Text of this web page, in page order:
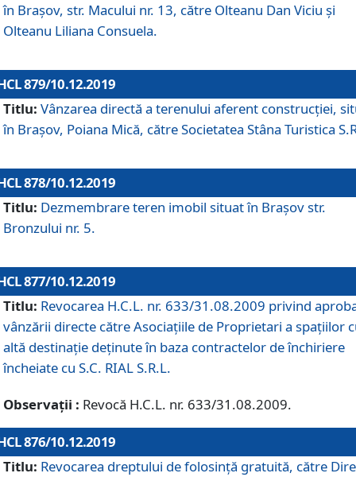
în Brașov, str. Macului nr. 13, către Olteanu Dan Viciu și
Olteanu Liliana Consuela.
879/10.12.2019
Titlu: Vânzarea directă a terenului aferent construcției,
în Brașov, Poiana Mică, către Societatea Stâna Turistica
878/10.12.2019
Titlu: Dezmembrare teren imobil situat în Brașov str.
Bronzului nr. 5.
877/10.12.2019
Titlu: Revocarea H.C.L. nr. 633/31.08.2009 privind
vânzării directe către Asociațiile de Proprietari a spațiilor
altă destinație deținute în baza contractelor de închiriere
încheiate cu S.C. RIAL S.R.L.
Observații : Revocă H.C.L. nr. 633/31.08.2009.
876/10.12.2019
Titlu: Revocarea dreptului de folosinţă gratuită, către